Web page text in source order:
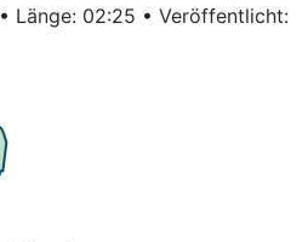
Länge: 02:25 • Veröffentlicht: